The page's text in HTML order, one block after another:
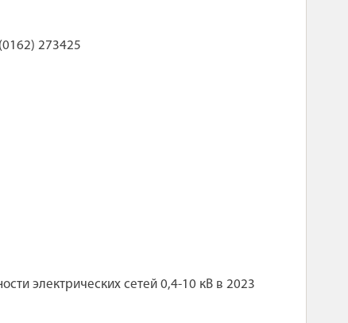
273425
электрических сетей 0,4-10 кВ в 2023